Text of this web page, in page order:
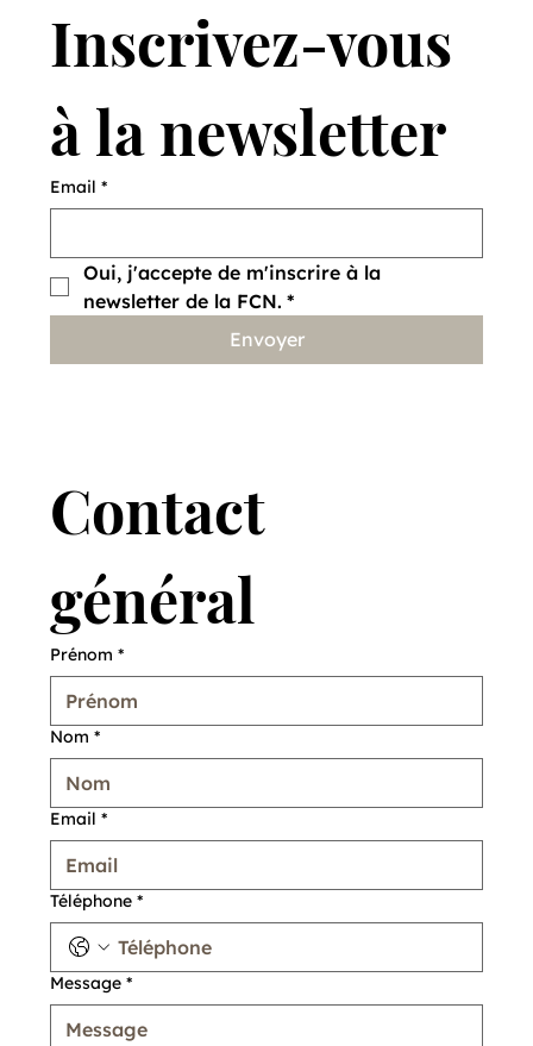
Vendre des lièvres pour en sauver
d'autres
Inscrivez-vous
à la newsletter
Email *
Oui, j'accepte de m'inscrire à la
newsletter de la FCN. *
Envoyer
Contact
général
Prénom *
Nom *
Email *
Téléphone *
Message *